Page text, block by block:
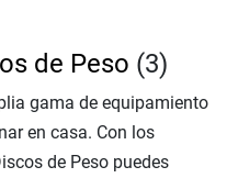
de Peso (3)
gama de equipamiento
en casa. Con los
de Peso puedes